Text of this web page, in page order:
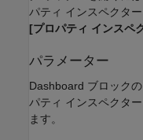
パティ インスペクター
[プロパティ インスペ
パラメーター
Dashboard ブロック
パティ インスペクター
ます。